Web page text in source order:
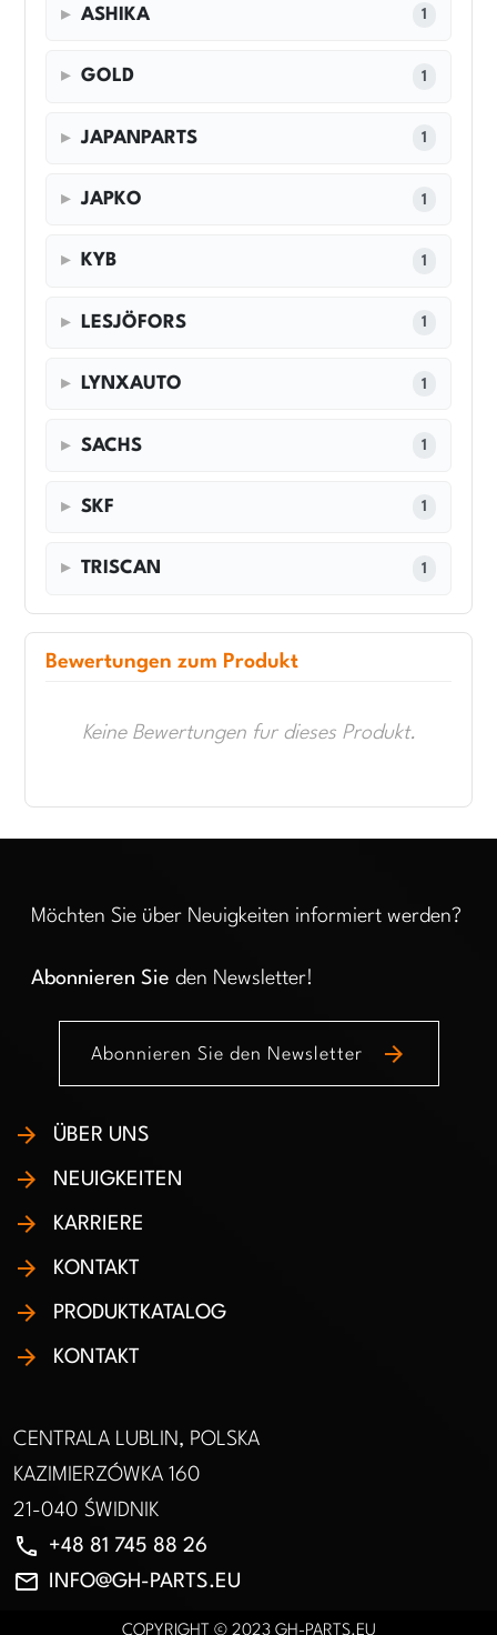
ASHIKA 1
GOLD 1
JAPANPARTS 1
JAPKO 1
KYB 1
LESJÖFORS 1
LYNXAUTO 1
SACHS 1
SKF 1
TRISCAN 1
Bewertungen zum Produkt
Keine Bewertungen fur dieses Produkt.
Möchten Sie über Neuigkeiten informiert werden?
Abonnieren Sie den Newsletter!
Abonnieren Sie den Newsletter arrow_forward
ÜBER UNS
NEUIGKEITEN
KARRIERE
KONTAKT
PRODUKTKATALOG
KONTAKT
CENTRALA LUBLIN, POLSKA
KAZIMIERZÓWKA 160
21-040 ŚWIDNIK
phone +48 81 745 88 26
email INFO@GH-PARTS.EU
COPYRIGHT © 2023 GH-PARTS.EU